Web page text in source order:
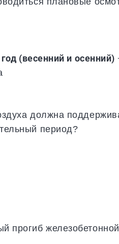
(весенний и осенний)
должна
период?
прогиб